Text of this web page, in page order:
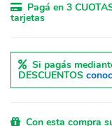
Pagá en 3
tarjetas
Si pagás
DESCUENTOS
Con esta compra